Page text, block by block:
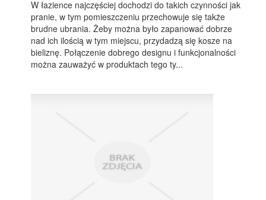
W łazience najczęściej dochodzi do takich czynności jak
pranie, w tym pomieszczeniu przechowuje się także
brudne ubrania. Żeby można było zapanować dobrze
nad ich ilością w tym miejscu, przydadzą się kosze na
bieliznę. Połączenie dobrego designu i funkcjonalności
można zauważyć w produktach tego ty...